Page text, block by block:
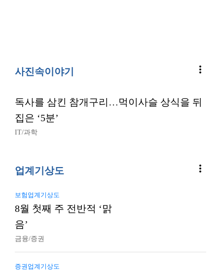
사진속이야기 more_vert
독사를 삼킨 참개구리…먹이사슬 상식을 뒤
집은 ‘5분’
IT/과학
업계기상도 more_vert
보험업계기상도
8월 첫째 주 전반적 ‘맑
음’
금융/증권
증권업계기상도